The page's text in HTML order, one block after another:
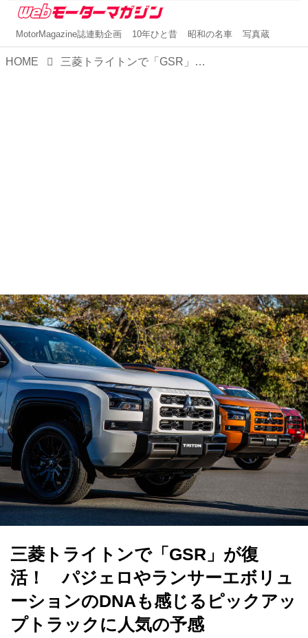
MotorMagazine誌連動企画 10年ひと昔 昭和の名車 写真蔵
HOME 三菱トライトンで「GSR」が復活！ パジェロやランサーエボリューションのDNAも感じるピックアップトラックに人気の予感
三菱トライトンで「GSR」が復
活！ パジェロやランサーエボリュ
ーションのDNAも感じるピックアッ
プトラックに人気の予感